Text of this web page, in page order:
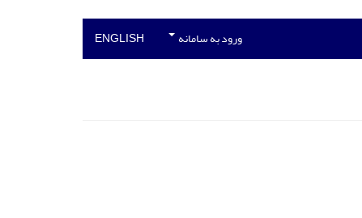
ورود به سامانه ENGLISH